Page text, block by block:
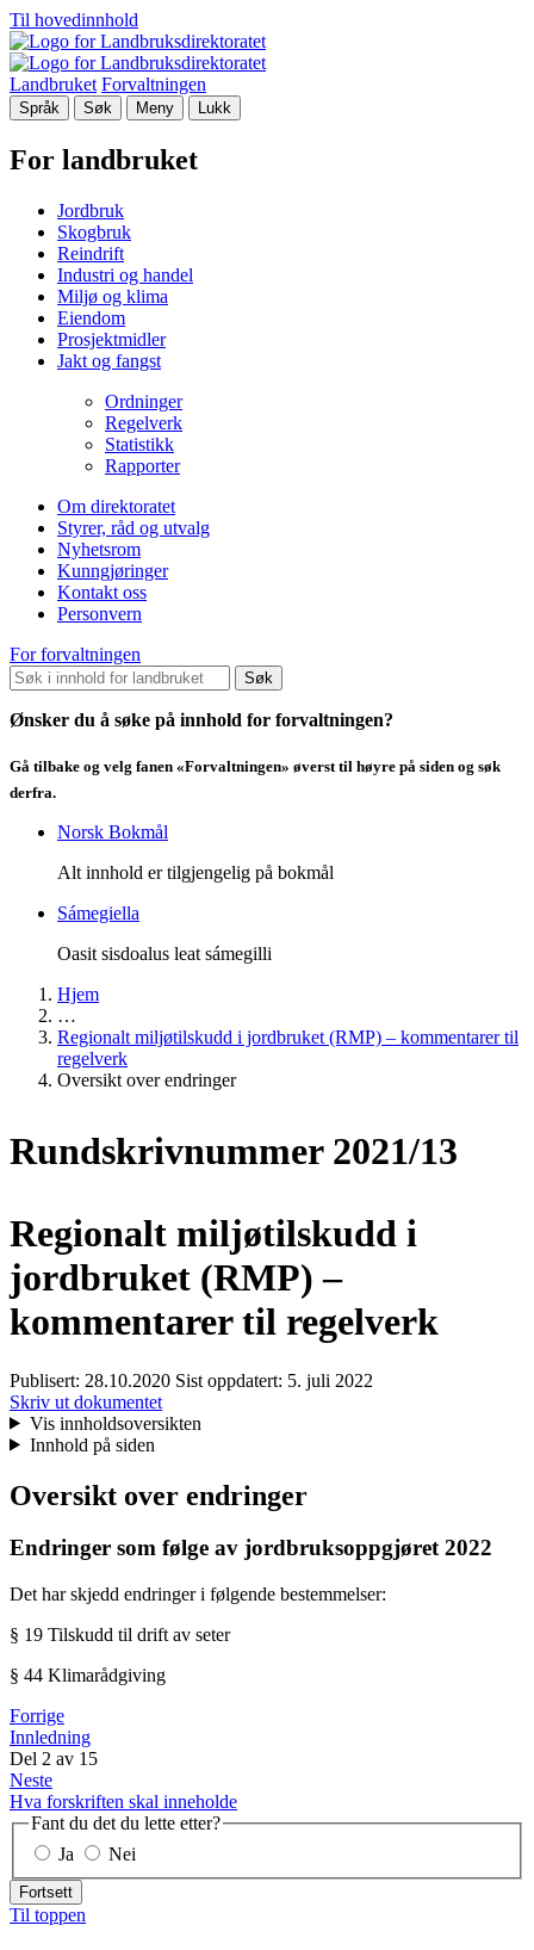
Til hovedinnhold
Landbruket Forvaltningen
Språk Søk Meny Lukk
For landbruket
Jordbruk
Skogbruk
Reindrift
Industri og handel
Miljø og klima
Eiendom
Prosjektmidler
Jakt og fangst
Ordninger
Regelverk
Statistikk
Rapporter
Om direktoratet
Styrer, råd og utvalg
Nyhetsrom
Kunngjøringer
Kontakt oss
Personvern
For forvaltningen
Søk
Ønsker du å søke på innhold for forvaltningen?
Gå tilbake og velg fanen «Forvaltningen» øverst til høyre på siden og søk
derfra.
Norsk Bokmål
Alt innhold er tilgjengelig på bokmål
Sámegiella
Oasit sisdoalus leat sámegilli
Hjem
…
Regionalt miljøtilskudd i jordbruket (RMP) – kommentarer til
regelverk
Oversikt over endringer
Rundskrivnummer 2021/13
Regionalt miljøtilskudd i
jordbruket (RMP) –
kommentarer til regelverk
Publisert: 28.10.2020 Sist oppdatert: 5. juli 2022
Skriv ut dokumentet
Vis innholdsoversikten
Innhold på siden
Oversikt over endringer
Endringer som følge av jordbruksoppgjøret 2022
Det har skjedd endringer i følgende bestemmelser:
§ 19 Tilskudd til drift av seter
§ 44 Klimarådgiving
Forrige
Innledning
Del 2 av 15
Neste
Hva forskriften skal inneholde
Fant du det du lette etter?
Ja
Nei
Fortsett
Til toppen